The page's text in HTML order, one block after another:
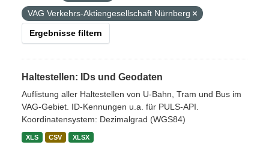
VAG Verkehrs-Aktiengesellschaft Nürnberg
Ergebnisse filtern
Haltestellen: IDs und Geodaten
Auflistung aller Haltestellen von U-Bahn, Tram und Bus im
VAG-Gebiet. ID-Kennungen u.a. für PULS-API.
Koordinatensystem: Dezimalgrad (WGS84)
XLS CSV XLSX